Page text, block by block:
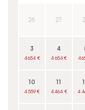
26 27
3
4 654 €
4
4 654 € 4
10
4 559 €
11
4 464 € 4